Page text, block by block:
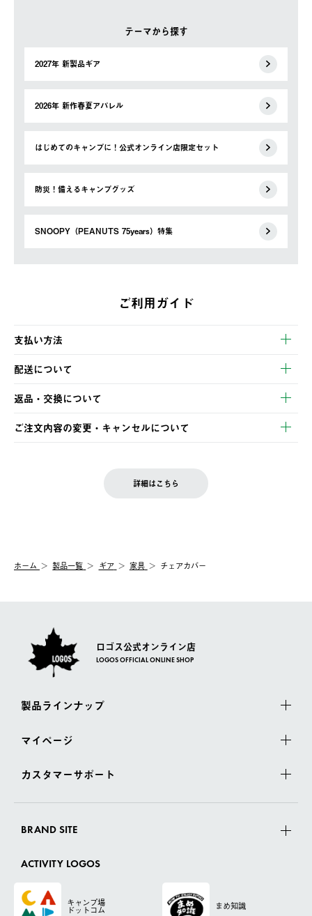
テーマから探す
2027年 新製品ギア
2026年 新作春夏アパレル
はじめてのキャンプに！公式オンライン店限定セット
防災！備えるキャンプグッズ
SNOOPY（PEANUTS 75years）特集
ご利用ガイド
支払い方法
以下のいずれかの方法でお支払いいただけます。
・クレジットカード決済
・コンビニ決済
・Pay-easy決済
配送について
【発送スケジュール】
ご注文・ご入金完了より2営業日以内に商品を発送いたします。
土日祝の発送はございませんので、木曜日以降のご注文は週明け
の発送となる場合がございます。
【配送業者】
佐川急便にて配送されます。
返品・交換について
※お客様都合の場合
お客様都合の返品にかかる送料は、お客様ご負担とさせていただ
一度お手元の商品を返品いただき、ご希望商品を再注文してくだ
ご注文内容の変更・キャンセルについて
LOGOS FAMILY会員の方は、会員マイページ内 購入履歴画面に
詳細はこちら
ホーム 製品一覧 ギア 家具 チェアカバー
ロゴス公式オンライン店
LOGOS OFFICIAL ONLINE SHOP
製品ラインナップ
マイページ
カスタマーサポート
BRAND SITE
ACTIVITY LOGOS
キャンプ場
ドットコム まめ知識